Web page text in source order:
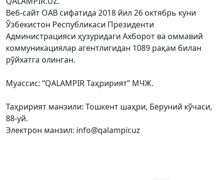
Веб-сайт ОАВ сифатида 2018 йил 26 октябрь куни
Ўзбекистон Республикаси Президенти
Администрацияси ҳузуридаги Ахборот ва оммавий
коммуникациялар агентлигидан 1089 рақам билан
рўйхатга олинган.
Муассис: “QALAMPIR Таҳририят” МЧЖ.
Таҳририят манзили: Тошкент шаҳри, Беруний кўчаси,
88-уй.
Электрон манзил: info@qalampir.uz